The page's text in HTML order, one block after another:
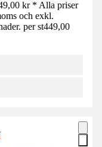
kr * Alla priser
och exkl.
per st449,00